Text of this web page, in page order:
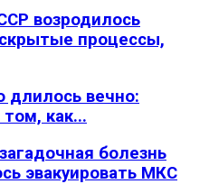
возродилось
процессы,
длилось вечно:
как...
болезнь
эвакуировать МКС